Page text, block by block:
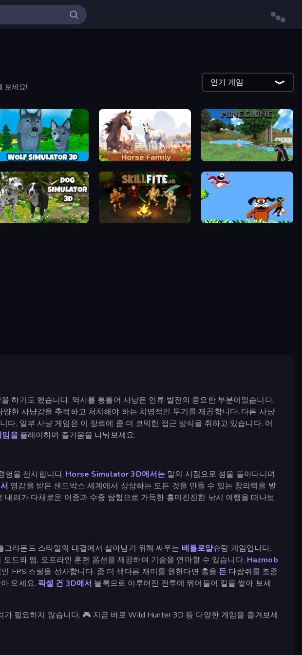
보세요! 인기 게임
Wolf Simulator: Wild Animals 3D Horse Simulator 3D Mine Clone
Dog Simulator 3D Skillfite.io Duck Hunt
하기도 했습니다. 역사를 통틀어 사냥은 인류 발전의 중요한 부분이었습니다.
한 사냥감을 추적하고 처치해야 하는 치명적인 무기를 제공합니다. 다른 사냥
. 일부 사냥 게임은 이 장르에 좀 더 코믹한 접근 방식을 취하고 있습니다. 어
임을플레이하며 즐거움을 나눠보세요.
험을 선사합니다. Horse Simulator 3D에서는 말의 시점으로 섬을 돌아다니며
영감을 받은 샌드박스 세계에서 상상하는 모든 것을 만들 수 있는 창의력을 발
내려가 다채로운 어종과 수중 탐험으로 가득한 흥미진진한 낚시 여행을 떠나보
라운드 스타일의 대결에서 살아남기 위해 싸우는 배틀로얄슈팅 게임입니다.
드와 맵, 오프라인 훈련 옵션을 제공하여 기술을 연마할 수 있습니다. Hazmob
FPS 스릴을 선사합니다. 좀 더 색다른 재미를 원한다면 총을 든 다람쥐를 조종
오세요. 픽셀 건 3D에서 블록으로 이루어진 전투에 뛰어들어 킬을 쌓아 보세
필요하지 않습니다. 🎮 지금 바로 Wild Hunter 3D 등 다양한 게임을 즐겨보세